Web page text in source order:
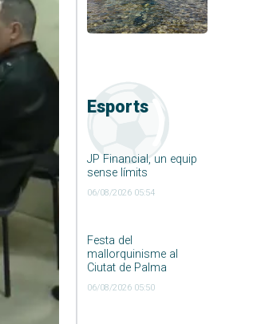
Esports
JP Financial, un equip
sense límits
06/08/2026 05:54
Festa del
mallorquinisme al
Ciutat de Palma
06/08/2026 05:50